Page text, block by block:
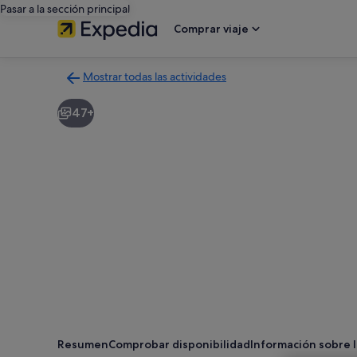
Pasar a la sección principal
Comprar viaje
Mostrar todas las actividades
a
la
47+
ResumenComprobar disponibilidadInformación sobre